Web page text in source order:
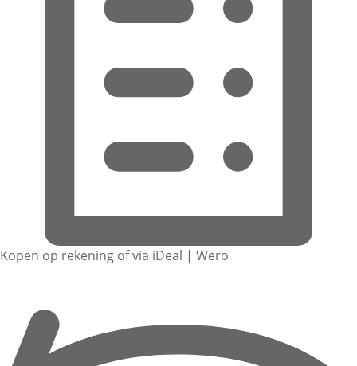
Kopen op rekening of via iDeal | Wero